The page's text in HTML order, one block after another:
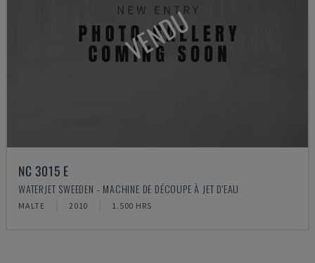
VENDU
NC 3015 E
WATERJET SWEEDEN - MACHINE DE DÉCOUPE À JET D'EAU
MALTE 2010 1.500 HRS